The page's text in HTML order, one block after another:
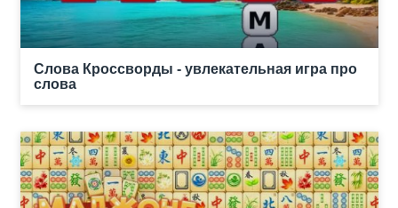
Слова Кроссворды - увлекательная игра про
слова